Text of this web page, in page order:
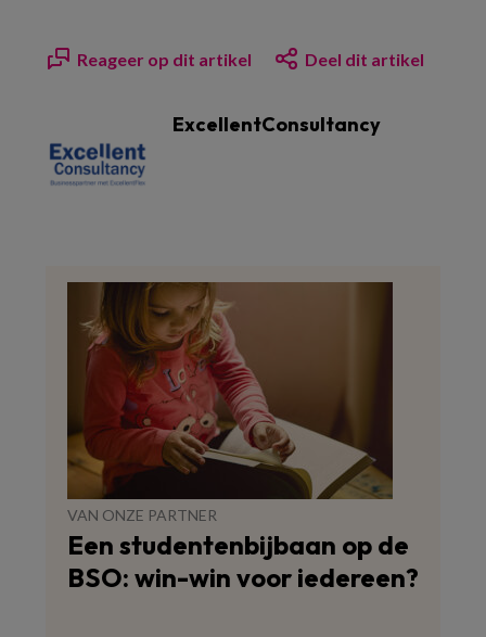
Reageer op dit artikel Deel dit artikel
ExcellentConsultancy
VAN ONZE PARTNER
Een studentenbijbaan op de
BSO: win-win voor iedereen?